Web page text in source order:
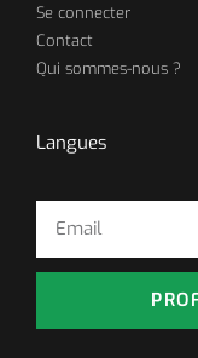
Se connecter
Contact
Qui sommes-nous ?
Langues